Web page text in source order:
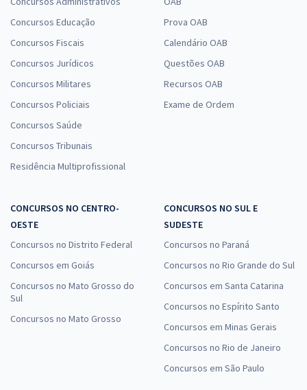
SEE PB - Secretaria de Estado da Educação da Paraíba -
Conhecimentos Específicos para Professor de Educação Básica -
15,32
Economize R$ 45,96 (-20%)
Geografia
à vista
ou 12x de
R$17,99
Economize R$ 53,96 (-20%)
Comprar
SEE PB - Secretaria de Estado da Educação da Paraíba - Professor
de Educação Básica - Filosofia (Módulo Especial)
Concursos Educação
Concursos Fiscais
Concursos Jurídicos
Concursos Militares
Concursos Policiais
Concursos Saúde
Concursos Tribunais
Residência Multiprofissional
Prova OAB
Calendário OAB
Questões OAB
Recursos OAB
Exame de Ordem
CONCURSOS NO CENTRO-
OESTE
Concursos no Distrito Federal
Concursos em Goiás
Concursos no Mato Grosso do
Sul
Concursos no Mato Grosso
CONCURSOS NO SUL E
SUDESTE
Concursos no Paraná
Concursos no Rio Grande do Sul
Concursos em Santa Catarina
Concursos no Espírito Santo
Concursos em Minas Gerais
Concursos no Rio de Janeiro
Concursos em São Paulo